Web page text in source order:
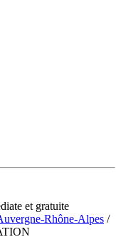
et gratuite
Rhône-Alpes /